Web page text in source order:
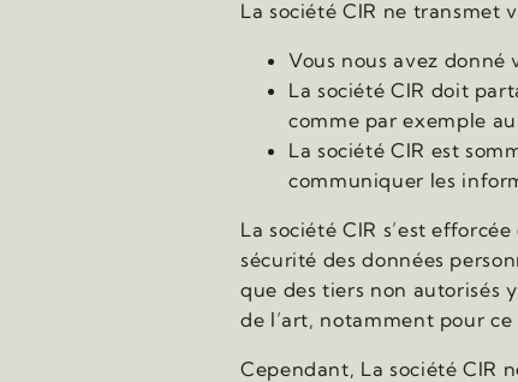
La société CIR ne transmet
Vous nous avez
La société CIR doit
comme par exemple
La société CIR est
communiquer les
La société CIR s’est
sécurité des données
que des tiers non autorisés
de l’art, notamment pour
Cependant, La société CIR